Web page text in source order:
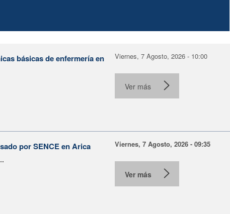
básicas de enfermería en
Viernes, 7 Agosto, 2026 - 10:00
Ver más
por SENCE en Arica Viernes, 7 Agosto, 2026 - 09:35
Ver más